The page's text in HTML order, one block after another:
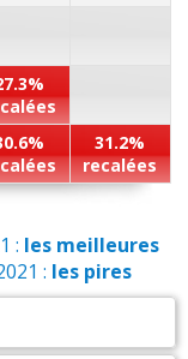
sonde qui gèle
le
et ...
en
détec ...Lire la
31.2%
recalées
: les meilleures
: les pires